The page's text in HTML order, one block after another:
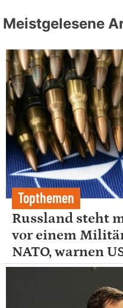
Meistgelesene
Topthemen
Russland steht
vor einem
NATO, warnen